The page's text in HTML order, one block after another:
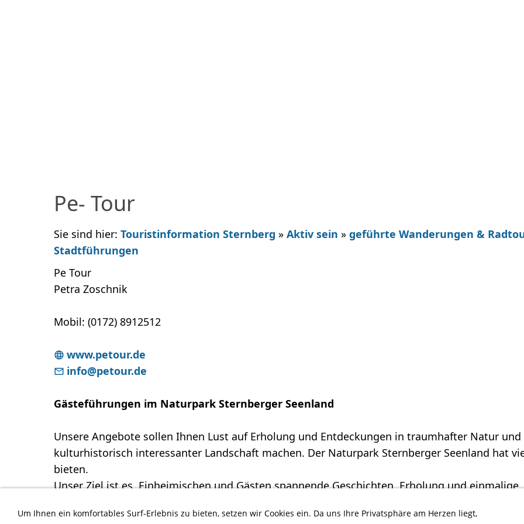
Pe- Tour
Sie sind hier: Touristinformation Sternberg » Aktiv sein » geführte Wanderungen &
Stadtführungen
Pe Tour
Petra Zoschnik
Mobil: (0172) 8912512
www.petour.de
info@petour.de
Gästeführungen im Naturpark Sternberger Seenland
Unsere Angebote sollen Ihnen Lust auf Erholung und Entdeckungen in traumhafter Natur und
kulturhistorisch interessanter Landschaft machen. Der Naturpark Sternberger Seenland hat
bieten.
Unser Ziel ist es, Einheimischen und Gästen spannende Geschichten, Erholung und einmalige
zum Entdecken, sei es zu Fuß, per Rad, Kutsche oder Kanu.
Um Ihnen ein komfortables Surf-Erlebnis zu bieten, setzen wir Cookies ein. Da uns Ihre Privatsphäre am Herzen liegt,